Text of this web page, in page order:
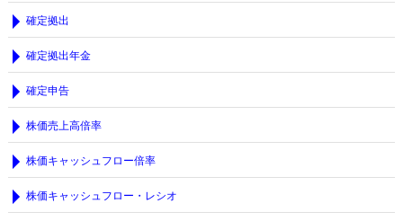
確定拠出
確定拠出年金
確定申告
株価売上高倍率
株価キャッシュフロー倍率
株価キャッシュフロー・レシオ